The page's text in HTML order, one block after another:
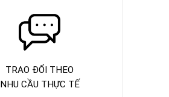
TRAO ĐỔI THEO
NHU CẦU THỰC TẾ